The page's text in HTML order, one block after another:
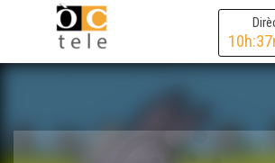
10h:37